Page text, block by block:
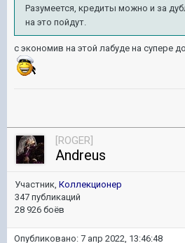
Разумеется, кредиты можно и за
на это пойдут.
с экономив на этой лабуде на супере
[ROGER]
Andreus
Участник, Коллекционер
347 публикаций
28 926 боёв
Опубликовано: 7 апр 2022, 13:46:48